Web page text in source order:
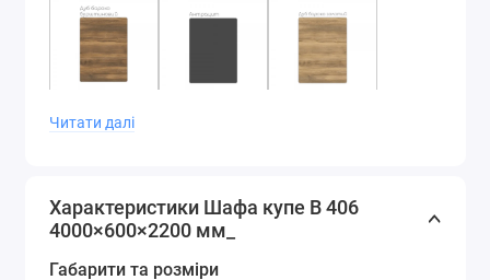
Дуб бароко
Читати далі
Характеристики Шафа купе В 406
4000×600×2200 мм_
Габарити та розміри